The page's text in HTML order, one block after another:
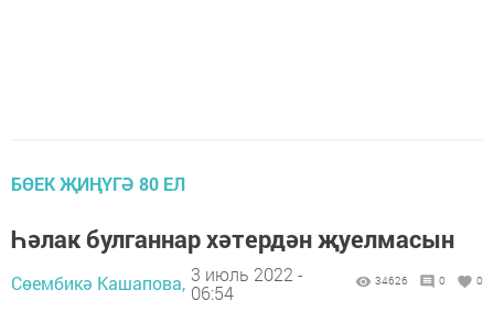
БӨЕК ҖИҢҮГӘ 80 ЕЛ
Һәлак булганнар хәтердән җуелмасын
Сөембикә Кашапова, 3 июль 2022 -
06:54
34626 0 0